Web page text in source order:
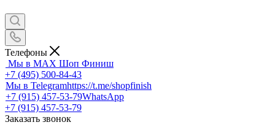
Телефоны
Мы в MAX Шоп Финиш
+7 (495) 500-84-43
Мы в Telegramhttps://t.me/shopfinish
+7 (915) 457-53-79WhatsApp
+7 (915) 457-53-79
Заказать звонок